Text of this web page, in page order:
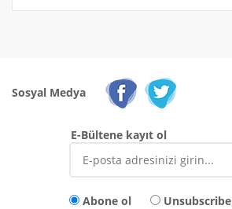
Sosyal Medya
E-Bültene kayıt ol
Abone ol Unsubscribe